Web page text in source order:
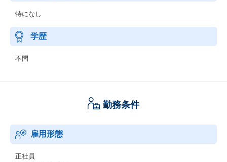
特になし
学歴
不問
勤務条件
雇用形態
正社員